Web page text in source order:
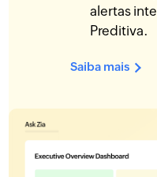
alertas
Preditiva.
Saiba mais